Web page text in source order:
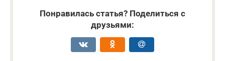
Понравилась статья? Поделиться с
друзьями: